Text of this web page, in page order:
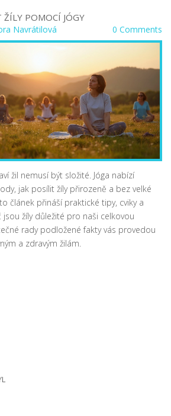
ŽÍLY POMOCÍ JÓGY
Navrátilová 0 Comments
žil nemusí být složité. Jóga nabízí
jak posílit žíly přirozeně a bez velké
článek přináší praktické tipy, cviky a
jsou žíly důležité pro naši celkovou
rady podložené fakty vás provedou
a zdravým žilám.